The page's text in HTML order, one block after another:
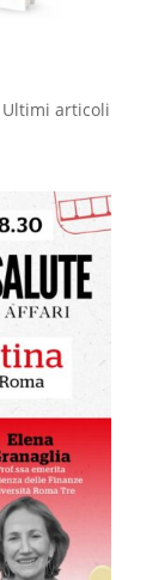
Ultimi articoli